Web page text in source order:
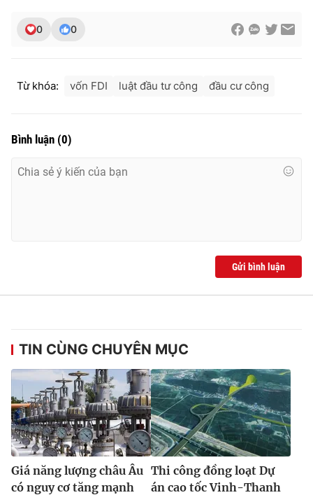
0 0
Từ khóa: vốn FDI luật đầu tư công đầu cư công
Bình luận (0)
Gửi bình luận
TIN CÙNG CHUYÊN MỤC
Giá năng lượng châu Âu
có nguy cơ tăng mạnh
Thi công đồng loạt Dự
án cao tốc Vinh-Thanh